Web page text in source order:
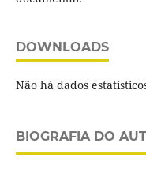
DOWNLOADS
Não há dados
BIOGRAFIA DO